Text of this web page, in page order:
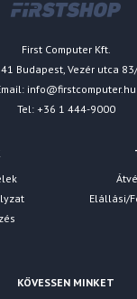
First Computer Kft.
Budapest, Vezér utca
info@firstcomputer.hu
Tel: +36 1 444-9000
Elállási/
KÖVESSEN MINKET